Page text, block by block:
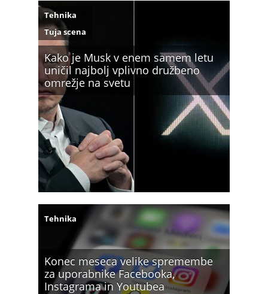
Kako je Musk v enem samem letu
uničil najbolj vplivno družbeno
omrežje na svetu
Tehnika
Tuja scena
Konec meseca velike spremembe
za uporabnike Facebooka,
Instagrama in Youtubea
Tehnika